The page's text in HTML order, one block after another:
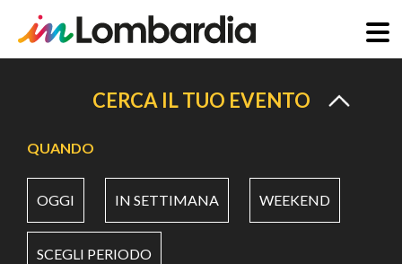
principale
CERCA IL TUO EVENTO
QUANDO
OGGI IN SETTIMANA WEEKEND
SCEGLI PERIODO